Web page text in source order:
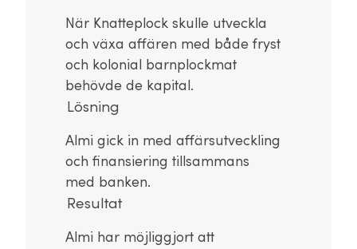
När Knatteplock skulle utveckla
och växa affären med både fryst
och kolonial barnplockmat
behövde de kapital.
Lösning
Almi gick in med affärsutveckling
och finansiering tillsammans
med banken.
Resultat
Almi har möjliggjort att